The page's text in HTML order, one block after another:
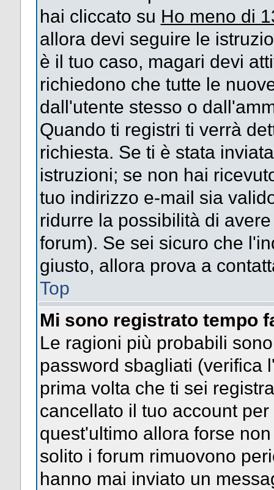
hai cliccato su Ho meno di
allora devi seguire le
è il tuo caso, magari devi
richiedono che tutte le
dall'utente stesso o
Quando ti registri ti verrà
richiesta. Se ti è stata
istruzioni; se non hai
tuo indirizzo e-mail sia
ridurre la possibilità di
forum). Se sei sicuro che
giusto, allora prova a
Top
Mi sono registrato tempo
Le ragioni più probabili
password sbagliati (verifica
prima volta che ti sei
cancellato il tuo account
quest'ultimo allora forse
solito i forum rimuovono
hanno mai inviato un